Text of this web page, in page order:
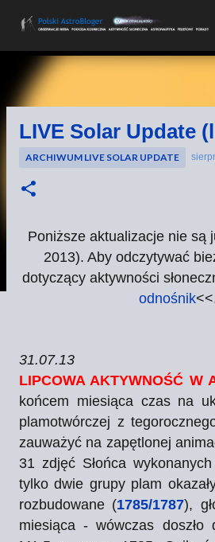
Przejdź do głównej
LIVE Solar Update
ARCHIWUM LIVE SOLAR UPDATE
Poniższe aktualizacje nie są
2013). Aby odczytywać
dotyczący aktywności
odnośnik
31.07.13
LIPCOWA AKTYWNOŚĆ W
końcem miesiąca czas na
plamotwórczej z
zauważyć na zapętlonej
31 zdjęć Słońca
tylko dwie grupy plam
rozbudowane (1785/1787),
miesiąca - wówczas doszło